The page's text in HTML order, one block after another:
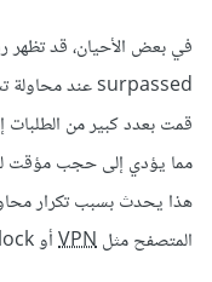
في بعض الأحيان، قد تظهر
مما يؤدي إلى حجب مؤقت
هذا يحدث بسبب تكرار
المتصفح مثلVPNأو AdBlock تسبب إرسال طلبات كثيرة تلقائيا.